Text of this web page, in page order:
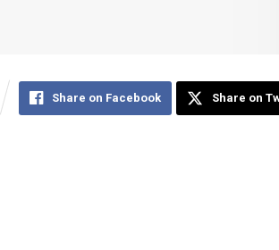
Share on Facebook Share on